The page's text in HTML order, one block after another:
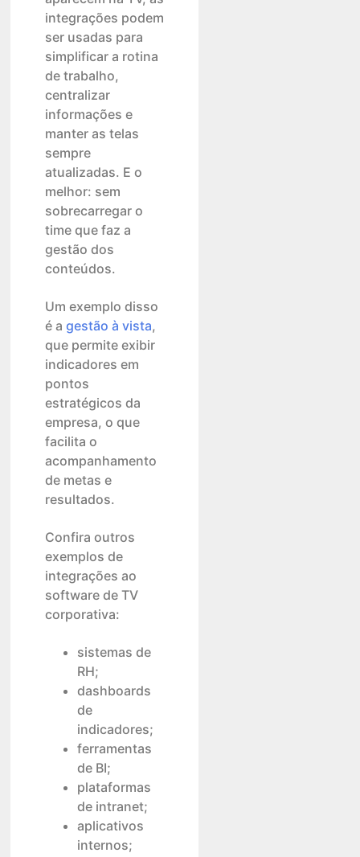
integrações podem
ser usadas para
simplificar a rotina
de trabalho,
centralizar
informações e
manter as telas
sempre
atualizadas. E o
melhor: sem
sobrecarregar o
time que faz a
gestão dos
conteúdos.
Um exemplo disso
é a gestão à vista,
que permite exibir
indicadores em
pontos
estratégicos da
empresa, o que
facilita o
acompanhamento
de metas e
resultados.
Confira outros
exemplos de
integrações ao
software de TV
corporativa:
sistemas de
RH;
dashboards
de
indicadores;
ferramentas
de BI;
plataformas
de intranet;
aplicativos
internos;